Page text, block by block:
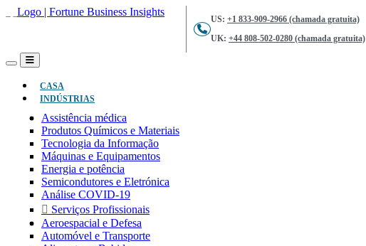
US: +1 833-909-2966 (chamada gratuita)
UK: +44 808-502-0280 (chamada gratuita)
CASA
INDÚSTRIAS
Assistência médica
Produtos Químicos e Materiais
Tecnologia da Informação
Máquinas e Equipamentos
Energia e potência
Semicondutores e Eletrónica
Análise COVID-19
Serviços Profissionais
Aeroespacial e Defesa
Automóvel e Transporte